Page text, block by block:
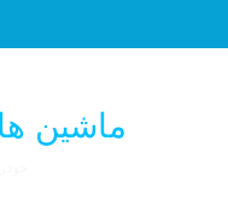
ماشین